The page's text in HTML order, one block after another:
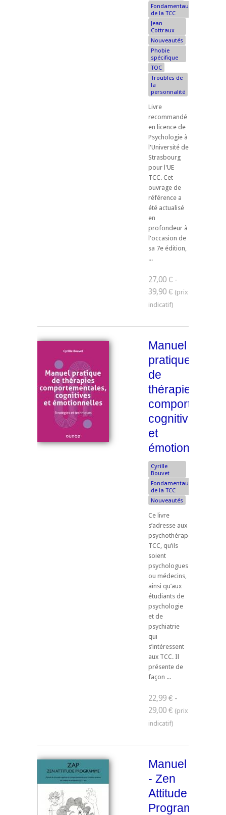
Fondamentaux
de la TCC
Jean
Cottraux
Nouveautés
Phobie
spécifique
TOC
Troubles de
la
personnalité
Livre
recommandé
en licence de
Psychologie à
l'Université de
Strasbourg
pour l'UE
TCC. ​Cet
ouvrage de
référence a
été actualisé
en
profondeur à
l'occasion de
sa 7e édition,
...
27,00 € -
39,90 €
Manuel
pratique
de
thérapies
cognitives
et
émotionnelles
Cyrille
Bouvet
Fondamentaux
de la TCC
Nouveautés
Ce livre
s’adresse aux
psychothérapeutes
TCC, qu’ils
soient
psychologues
ou médecins,
ainsi qu’aux
étudiants de
psychologie
et de
psychiatrie
qui
s’intéressent
aux TCC. Il
présente de
façon ...
22,99 € -
29,00 €
Manuel
- Zen
Attitude
Programme